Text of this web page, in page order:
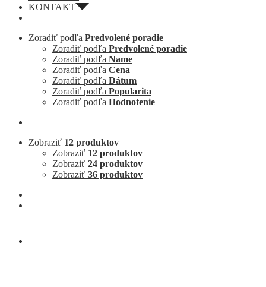
KONTAKT
Zoradiť podľa Predvolené poradie
Zoradiť podľa Predvolené poradie
Zoradiť podľa Name
Zoradiť podľa Cena
Zoradiť podľa Dátum
Zoradiť podľa Popularita
Zoradiť podľa Hodnotenie
Zobraziť 12 produktov
Zobraziť 12 produktov
Zobraziť 24 produktov
Zobraziť 36 produktov